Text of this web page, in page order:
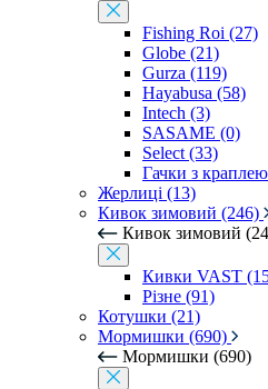
Fishing Roi (27)
Globe (21)
Gurza (119)
Hayabusa (58)
Intech (3)
SASAME (0)
Select (33)
Гачки з
Жерлиці (13)
Кивок зимовий (246)
Кивок зимовий
Кивки VAST
Різне (91)
Котушки (21)
Мормишки (690)
Мормишки (690)